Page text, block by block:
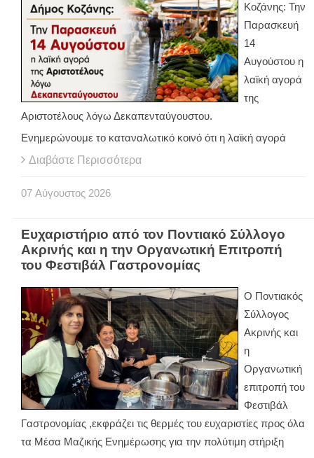
Κοζάνης: Την
Παρασκευή
14
Αυγούστου η
λαϊκή αγορά
της
Αριστοτέλους λόγω Δεκαπενταύγουστου.
Ενημερώνουμε το καταναλωτικό κοινό ότι η λαϊκή αγορά
Διαβάστε Περισσότερα
07 Αύγουστος 2026
Ευχαριστήριο από τον Ποντιακό Σύλλογο
Ακρινής και η την Οργανωτική Επιτροπή
του Φεστιβάλ Γαστρονομίας
Ο Ποντιακός
Σύλλογος
Ακρινής και
η
Οργανωτική
επιτροπή του
Φεστιβάλ
Γαστρονομίας ,εκφράζει τις θερμές του ευχαριστίες προς όλα
τα Μέσα Μαζικής Ενημέρωσης για την πολύτιμη στήριξη